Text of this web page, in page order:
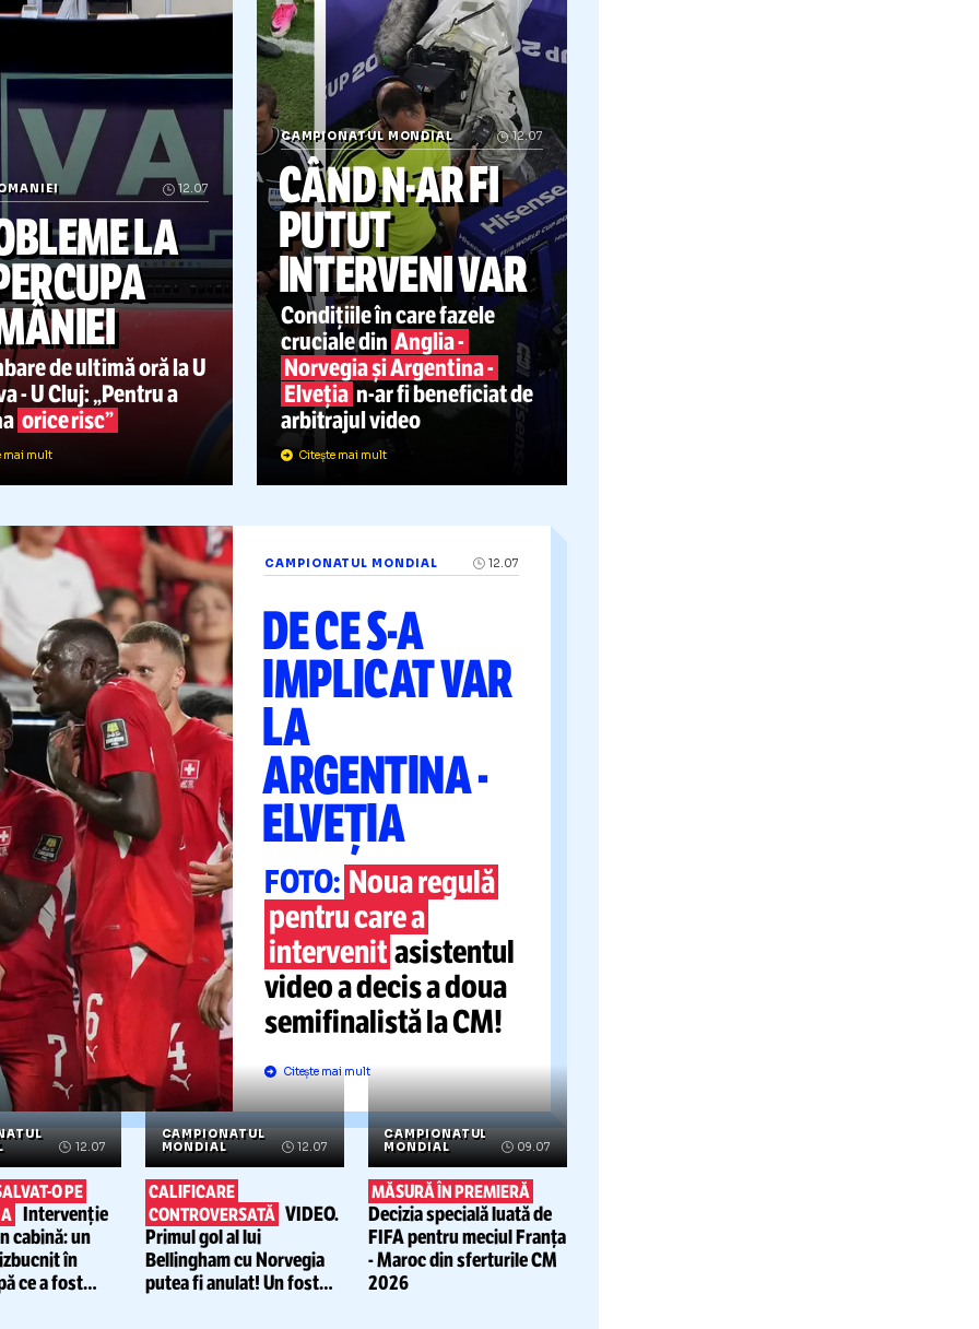
ROMANIEI
LA
de ultimă oră la U
U Cluj: „Pentru a
orice risc”
Citește mai mult
CAMPIONATUL MONDIAL
CÂNDN-ARFI
PUTUT
INTERVENI VAR
Norvegia și Argentina
arbitrajul video
Citește mai mult
CAMPIONATUL MONDIAL
DE CES-A
IMPLICAT VAR
LA
ARGENTINA
ELVEȚIA
FOTO: Noua regulă
pentru care a
intervenitasistentul
video a decis a doua
semifinalistă la CM!